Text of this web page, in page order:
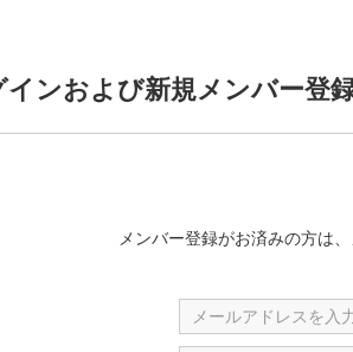
インおよび新規メンバー登
メンバー登録がお済みの方は